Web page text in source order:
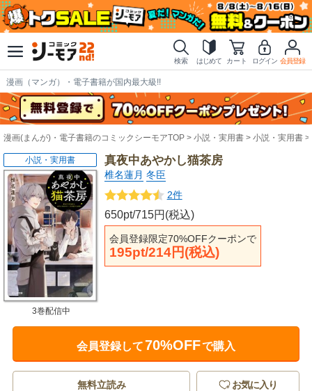
検索 はじめて カート ログイン 会員登録
漫画（マンガ）・電子書籍が国内最大級!!
漫画(まんが)・電子書籍のコミックシーモアTOP 小説・実用書 小説・実用書
真夜中あやかし猫茶房
椎名蓮月 冬臣
2件
650pt/715円(税込)
会員登録限定70%OFFクーポンで
195pt/214円(税込)
小説・実用書
3巻配信中
会員登録して70%OFFで購入
無料立読み お気に入り